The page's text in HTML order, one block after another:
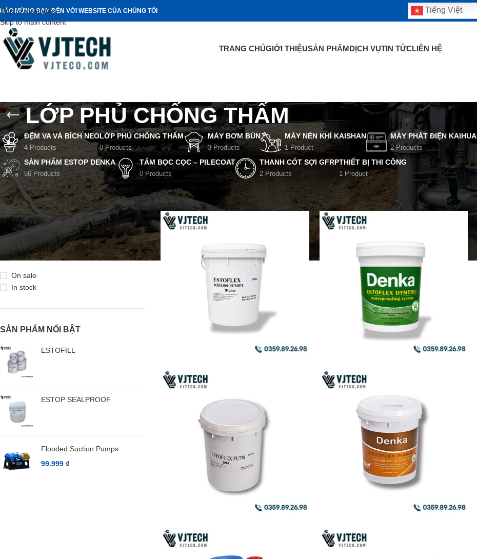
Skip to navigation
Skip to main content
MỪNG BẠN ĐẾN VỚI WEBSITE CỦA CHÚNG TÔI Tiếng Việt
TRANG CHỦGIỚI THIỆUSẢN PHẨM
DENKA
BỀ
MẶT
DỊCH VỤTIN TỨCLIÊN HỆ
LỚP PHỦ CHỐNG THẤM
ĐỆM VA VÀ BÍCH NEO
4 Products
LỚP PHỦ CHỐNG THẤM
0 Products
MÁY BƠM BÙN
3 Products
MÁY NÉN KHÍ KAISHAN
1 Product
MÁY PHÁT ĐIỆN KAIHUA
2 Products
SẢN PHẨM ESTOP DENKA
56 Products
TẤM BỌC CỌC – PILECOAT
0 Products
THANH CỐT SỢI GFRP
2 Products
THIẾT BỊ THI CÔNG
1 Product
TÌM THEO THƯƠNG HIỆU
Denka Estop 17
TRẠNG THÁI SẢN PHẨM
On sale
In stock
SẢN PHẨM NỔI BẬT
ESTOFILL
ESTOP SEALPROOF
Flooded Suction Pumps
99.999 ₫
Trang chủ Sản phẩm Estop Denka LỚP PHỦ CHỐNG THẤM Show 9 12 18